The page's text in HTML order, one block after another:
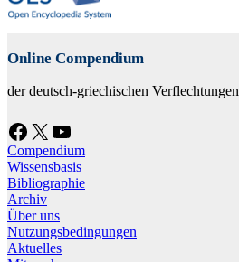
Online Compendium
der deutsch-griechischen Verflechtungen
Facebook X YouTube
Compendium
Wissensbasis
Bibliographie
Archiv
Über uns
Nutzungsbedingungen
Aktuelles